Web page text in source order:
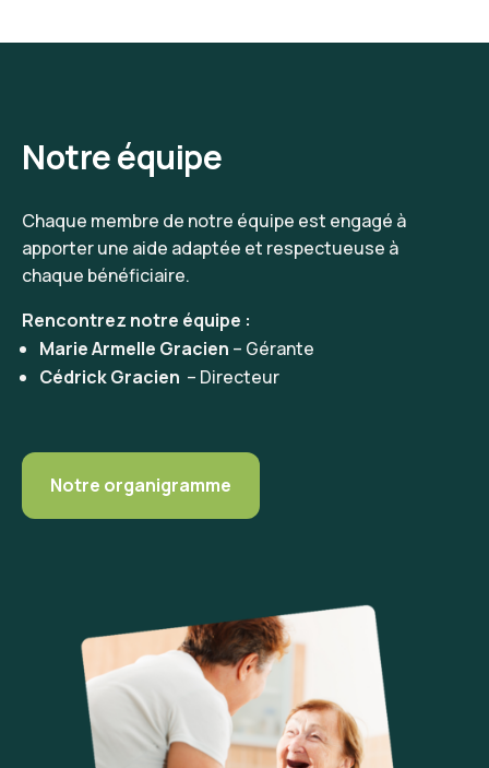
Notre équipe
Chaque membre de notre équipe est engagé à
apporter une aide adaptée et respectueuse à
chaque bénéficiaire.
Rencontrez notre équipe :
Marie Armelle Gracien – Gérante
Cédrick Gracien – Directeur
Notre organigramme